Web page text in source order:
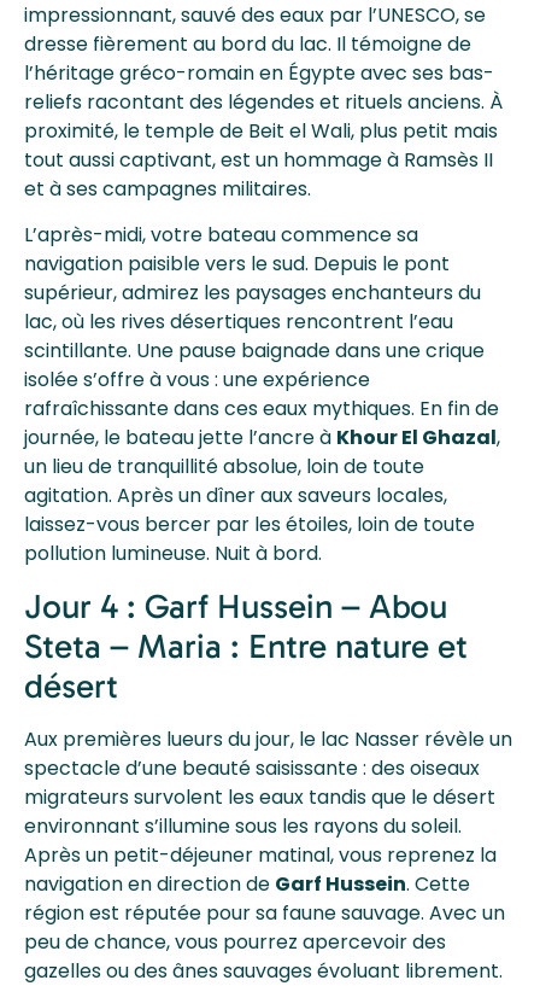
impressionnant, sauvé des eaux par l’UNESCO, se
dresse fièrement au bord du lac. Il témoigne de
l’héritage gréco-romain en Égypte avec ses bas-
reliefs racontant des légendes et rituels anciens. À
proximité, le temple de Beit el Wali, plus petit mais
tout aussi captivant, est un hommage à Ramsès II
et à ses campagnes militaires.
L’après-midi, votre bateau commence sa
navigation paisible vers le sud. Depuis le pont
supérieur, admirez les paysages enchanteurs du
lac, où les rives désertiques rencontrent l’eau
scintillante. Une pause baignade dans une crique
isolée s’offre à vous : une expérience
rafraîchissante dans ces eaux mythiques. En fin de
journée, le bateau jette l’ancre à Khour El Ghazal,
un lieu de tranquillité absolue, loin de toute
agitation. Après un dîner aux saveurs locales,
laissez-vous bercer par les étoiles, loin de toute
pollution lumineuse. Nuit à bord.
Jour 4 : Garf Hussein – Abou
Steta – Maria : Entre nature et
désert
Aux premières lueurs du jour, le lac Nasser révèle un
spectacle d’une beauté saisissante : des oiseaux
migrateurs survolent les eaux tandis que le désert
environnant s’illumine sous les rayons du soleil.
Après un petit-déjeuner matinal, vous reprenez la
navigation en direction de Garf Hussein. Cette
région est réputée pour sa faune sauvage. Avec un
peu de chance, vous pourrez apercevoir des
gazelles ou des ânes sauvages évoluant librement.